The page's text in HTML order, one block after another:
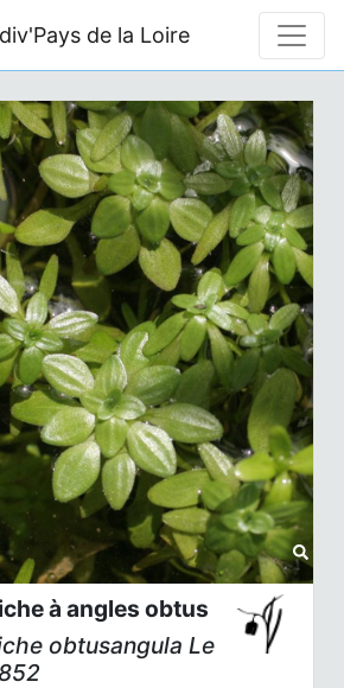
de la Loire
à angles obtus
obtusangula Le